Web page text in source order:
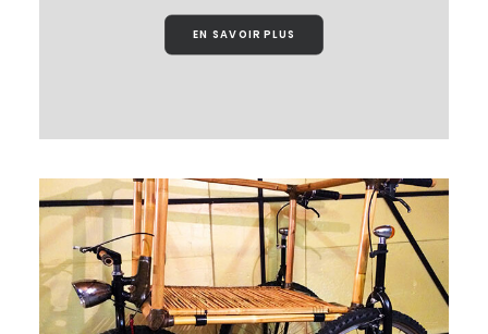
EN SAVOIR PLUS